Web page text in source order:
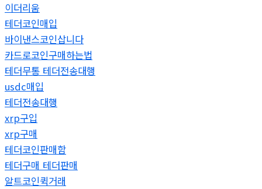
이더리움
테더코인매입
바이낸스코인삽니다
카드로코인구매하는법
테더무통 테더전송대행
usdc매입
테더전송대행
xrp구입
xrp구매
테더코인판매함
테더구매 테더판매
알트코인퀵거래